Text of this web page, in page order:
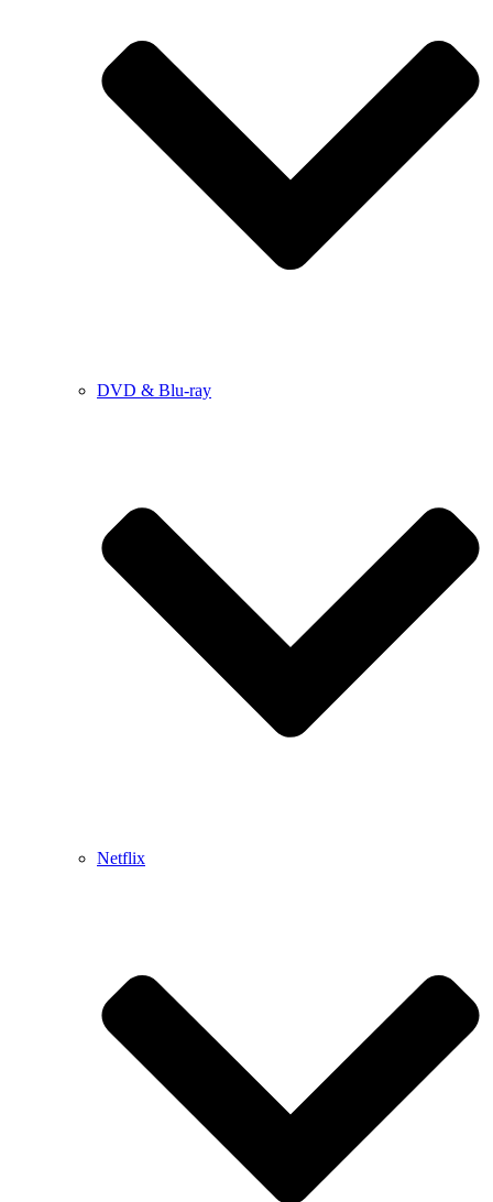
DVD & Blu-ray
Netflix